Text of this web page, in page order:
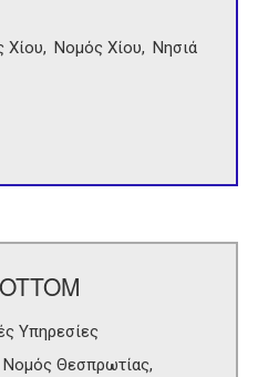
Χίου Νομός Χίου
Νησιά
Υπηρεσίες
Νομός Θεσπρωτίας